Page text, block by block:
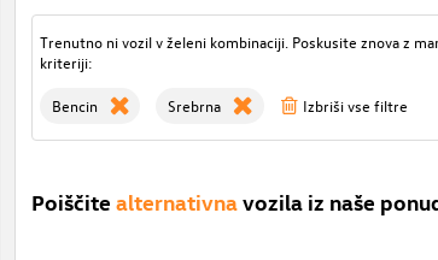
Trenutno ni vozil v želeni kombinaciji. Poskusite znova z
kriteriji:
Bencin Srebrna Izbriši vse filtre
Poiščite alternativna vozila iz naše